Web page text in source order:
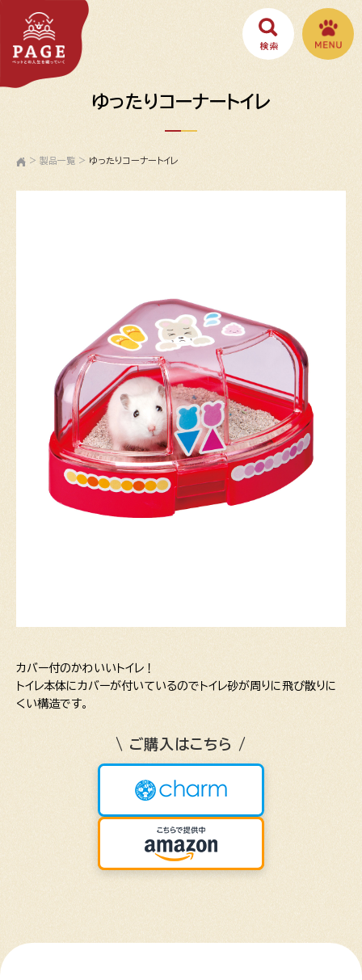
ゆったりコーナートイレ
> 製品一覧 > ゆったりコーナートイレ
カバー付のかわいいトイレ！
トイレ本体にカバーが付いているのでトイレ砂が周りに飛び散りに
くい構造です。
\ ご購入はこちら /